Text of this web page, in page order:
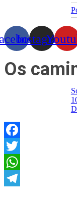
Instagram
Os
Facebook
Twitter
WhatsApp